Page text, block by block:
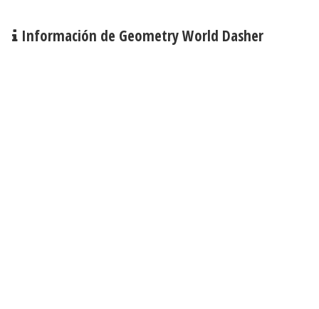
Información de Geometry World Dasher